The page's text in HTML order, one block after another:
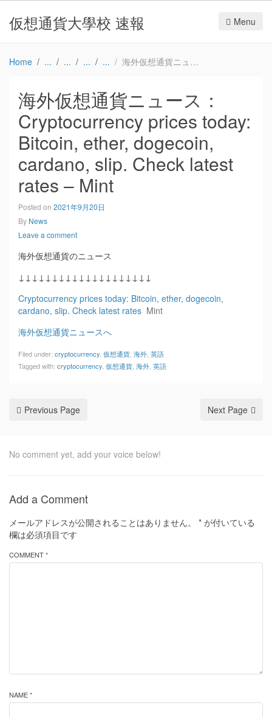
仮想通貨大學校 速報 Menu
Home 海外仮想通貨ニュース：Cryptocurrency prices today: Bitcoin, ether, dogecoin, cardano, slip. Check latest rates – Mint
海外仮想通貨ニュース：
Cryptocurrency prices today:
Bitcoin, ether, dogecoin,
cardano, slip. Check latest
rates – Mint
Posted on 2021年9月20日
By News
Leave a comment
海外仮想通貨のニュース
↓↓↓↓↓↓↓↓↓↓↓↓↓↓↓↓↓↓↓↓
Cryptocurrency prices today: Bitcoin, ether, dogecoin,
cardano, slip. Check latest rates Mint
海外仮想通貨ニュースへ
Filed under: cryptocurrency 仮想通貨 海外 英語
Tagged with: cryptocurrency 仮想通貨 海外 英語
Previous Page Next Page
No comment yet, add your voice below!
Add a Comment
メールアドレスが公開されることはありません。 * が付いている
欄は必須項目です
COMMENT *
NAME *